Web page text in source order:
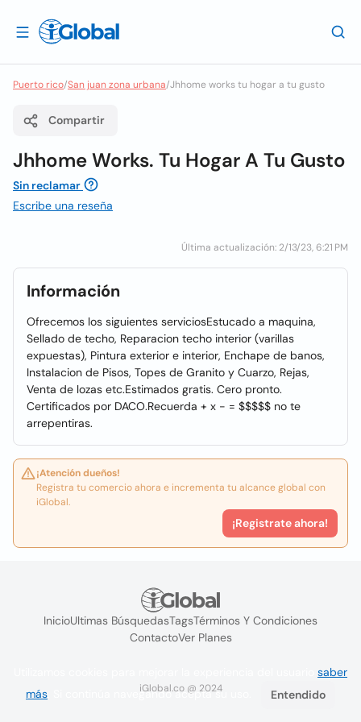
Puerto rico/San juan zona urbana/Jhhome works tu hogar a tu gusto
Compartir
Jhhome Works. Tu Hogar A Tu Gusto
Sin reclamar
Escribe una reseña
Última actualización: 2/13/23, 6:21 PM
Información
Ofrecemos los siguientes serviciosEstucado a maquina,
Sellado de techo, Reparacion techo interior (varillas
expuestas), Pintura exterior e interior, Enchape de banos,
Instalacion de Pisos, Topes de Granito y Cuarzo, Rejas,
Venta de lozas etc.Estimados gratis. Cero pronto.
Certificados por DACO.Recuerda + x - = $$$$$ no te
arrepentiras.
¡Atención dueños!
Registra tu comercio ahora e incrementa tu alcance global con
iGlobal.
¡Registrate ahora!
InicioUltimas BúsquedasTagsTérminos Y Condiciones
ContactoVer Planes
iGlobal.co @ 2024
saber
más . Si continúa navegando acepta su uso. Entendido